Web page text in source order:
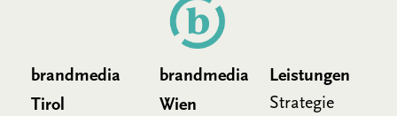
brandmedia
Tirol
brandmedia
Wien
Leistungen
Strategie